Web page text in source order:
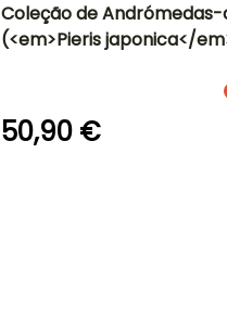
Coleção de
(<em>Pieris japonica</
50,90 €